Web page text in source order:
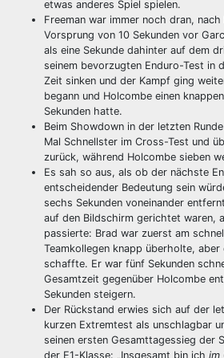
etwas anderes Spiel spielen.
Freeman war immer noch dran,
Vorsprung von 10 Sekunden vor
als eine Sekunde dahinter auf dem
seinem bevorzugten Enduro-Test in
Zeit sinken und der Kampf ging
begann und Holcombe einen
Sekunden hatte.
Beim Showdown in der letzten
Mal Schnellster im Cross-Test und
zurück, während Holcombe sieben
Es sah so aus, als ob der nächste
entscheidender Bedeutung sein
sechs Sekunden voneinander
auf den Bildschirm gerichtet waren,
passierte: Brad war zuerst am
Teamkollegen knapp überholte,
schaffte. Er war fünf Sekunden
Gesamtzeit gegenüber Holcombe
Sekunden steigern.
Der Rückstand erwies sich auf der
kurzen Extremtest als unschlagbar
seinen ersten Gesamttagessieg der
der E1-Klasse: „Insgesamt bin ich im